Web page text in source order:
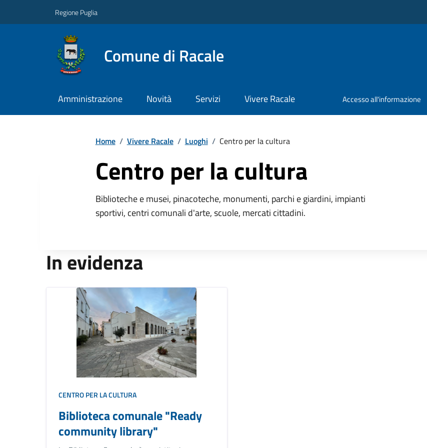
Regione Puglia
Comune di Racale
Amministrazione Novità Servizi Vivere Racale Accesso all'informazione
Home / Vivere Racale / Luoghi / Centro per la cultura
Centro per la cultura
Biblioteche e musei, pinacoteche, monumenti, parchi e giardini, impianti
sportivi, centri comunali d'arte, scuole, mercati cittadini.
In evidenza
CENTRO PER LA CULTURA
Biblioteca comunale "Ready
community library"